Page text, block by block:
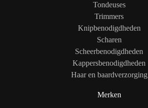
Tondeuses
Trimmers
Knipbenodigdheden
Scharen
Scheerbenodigdheden
Kappersbenodigdheden
Haar en baardverzorging
Merken